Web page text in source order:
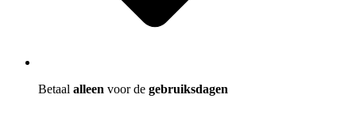
Betaal alleen voor de gebruiksdagen